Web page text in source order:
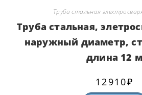
Труба стальная
Труба стальная,
наружный диаметр,
длина 12 м
12910₽